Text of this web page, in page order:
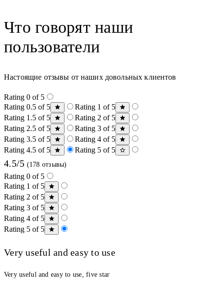
Что говорят наши
пользователи
Настоящие отзывы от наших довольных клиентов
Rating 0 of 5
Rating 0.5 of 5
Rating 1 of 5
Rating 1.5 of 5
Rating 2 of 5
Rating 2.5 of 5
Rating 3 of 5
Rating 3.5 of 5
Rating 4 of 5
Rating 4.5 of 5
Rating 5 of 5
4.5/5 (178 отзывы)
Rating 0 of 5
Rating 1 of 5
Rating 2 of 5
Rating 3 of 5
Rating 4 of 5
Rating 5 of 5
Very useful and easy to use
Very useful and easy to use, five star